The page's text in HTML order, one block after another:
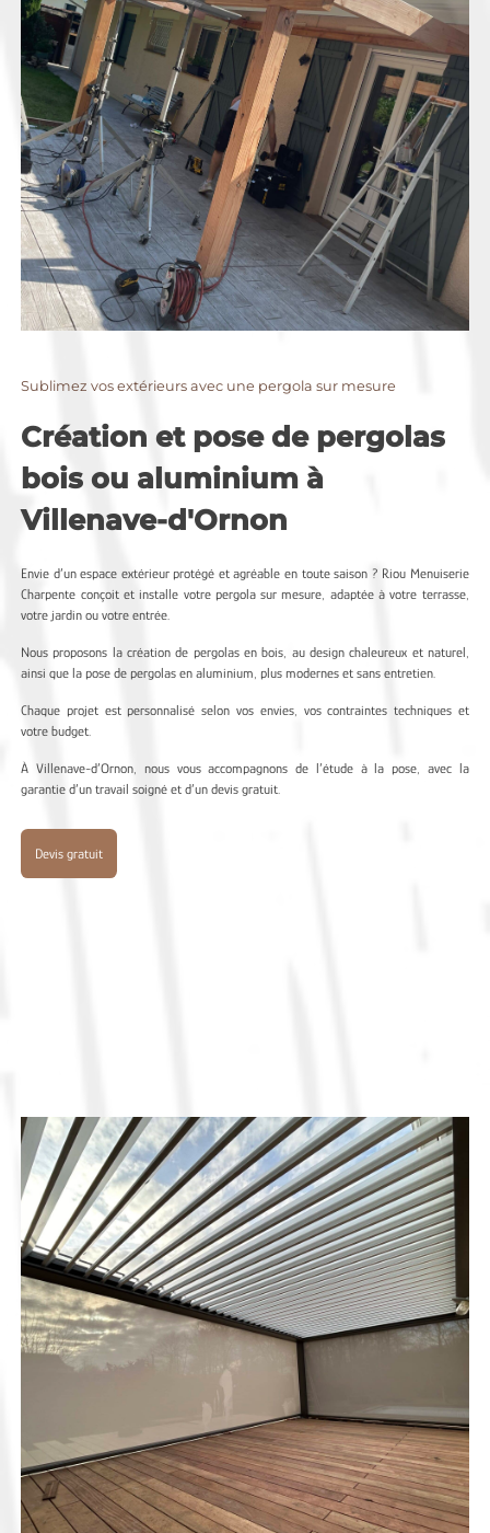
Sublimez vos extérieurs avec une pergola sur mesure
Création et pose de pergolas
bois ou aluminium à
Villenave-d'Ornon
Envie d’un espace extérieur protégé et agréable en toute saison ? Riou Menuiserie
Charpente conçoit et installe votre pergola sur mesure, adaptée à votre terrasse,
votre jardin ou votre entrée.
Nous proposons la création de pergolas en bois, au design chaleureux et naturel,
ainsi que la pose de pergolas en aluminium, plus modernes et sans entretien.
Chaque projet est personnalisé selon vos envies, vos contraintes techniques et
votre budget.
À Villenave-d’Ornon, nous vous accompagnons de l’étude à la pose, avec la
garantie d’un travail soigné et d’un devis gratuit.
Devis gratuit